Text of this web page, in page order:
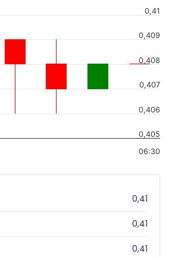
06:30
0,405
0,406
0,407
0,408
0,409
0,41
0,41
0,41
0,41